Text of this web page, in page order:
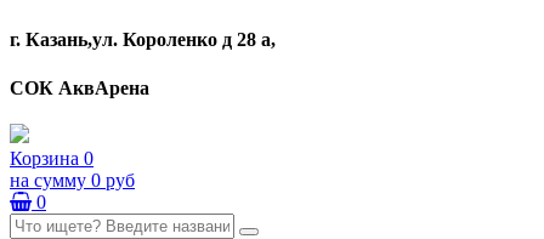
г. Казань,ул. Короленко д 28 а,
СОК АквАрена
Корзина 0
на сумму 0 руб
0